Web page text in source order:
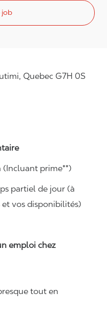
job
Quebec G7H 0S
(Incluant prime**)
partiel de jour (à
vos disponibilités)
emploi chez
tout en